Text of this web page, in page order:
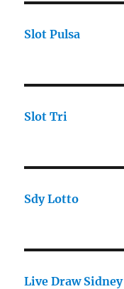
Slot Pulsa
Slot Tri
Sdy Lotto
Live Draw Sidney